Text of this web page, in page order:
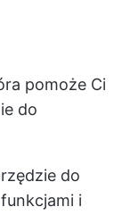
pomoże Ci
do
do
i